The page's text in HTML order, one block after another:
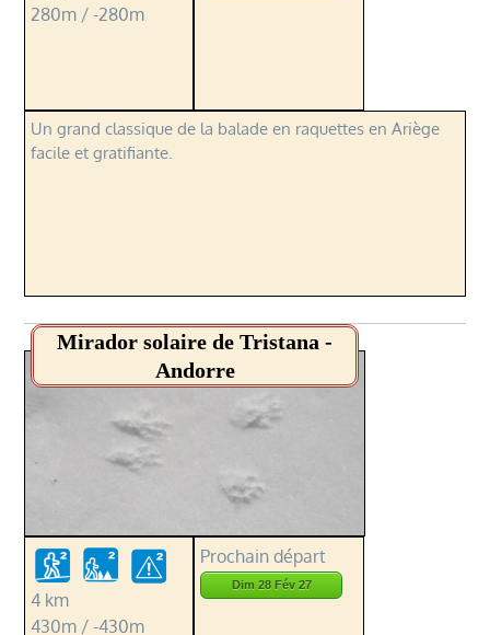
280m / -280m
Un grand classique de la balade en raquettes en Ariège
facile et gratifiante.
Mirador solaire de Tristana -
Andorre
4 km
430m / -430m
Prochain départ
Dim 28 Fév 27